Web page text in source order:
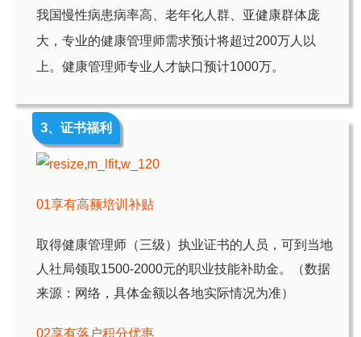
我国慢性病患病率高、老年化人群、亚健康群体庞
大，专业的健康管理师需求预计将超过200万人以
上。健康管理师专业人才缺口预计1000万。
3、证书福利
01享有高额培训补贴
取得健康管理师（三级）执业证书的人员，可到当地
人社局领取1500-2000元的职业技能补助金。（数据
来源：网络，具体金额以各地实际情况为准）
02享有落户积分优惠